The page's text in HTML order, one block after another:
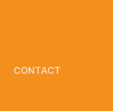
CONTACT